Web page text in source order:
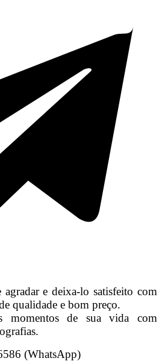
e deixa-lo satisfeito com
qualidade e bom preço.
momentos de sua vida com
(WhatsApp)